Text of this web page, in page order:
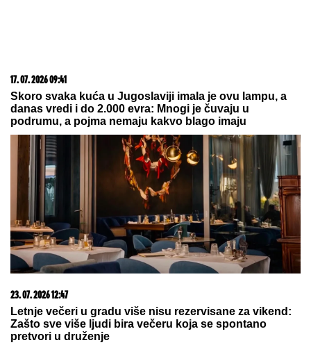
Bila je mega popularna, a onda napustila estradu i
zaposlila se u vulkanizerskoj radnji: "Plata mi je bila
500 maraka"
"Ćelavi matori se zaljubio u Standžu,
pa platio 33 evra da je gleda golu!"
Otac Asmina Durdžića na meti
skandaloznih optužbi
KRAJIŠKA SUZA IDALjE PEČE:
Trideset jedna godina od golgote i
progona Srba iz Hrvatske u akciji
„Oluja“